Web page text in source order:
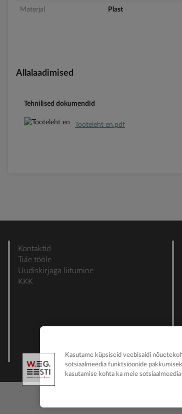
Materjal
Plast
Allalaadimised
Tehnilised dokumendid
Tooteleht en.pdf
Kontaktid
Tule tööle
Uudiskirjaga liitumine
KKK
Kasutame küpsiseid veebisaidi
sotsiaalmeedia funktsioonide
kasutamise kohta ka meie